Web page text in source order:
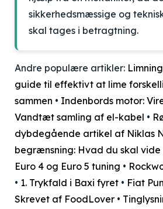
sikkerhedsmæssige og
skal tages i betragtning.
Andre populære artikler:
guide til effektivt at lime
sammen • Indenbords motor:
Vandtæt samling af el-kabel •
dybdegående artikel af Niklas
begrænsning: Hvad du skal vide
Euro 4 og Euro 5 tuning •
• 1. Trykfald i Baxi fyret • Fiat
Skrevet af FoodLover •